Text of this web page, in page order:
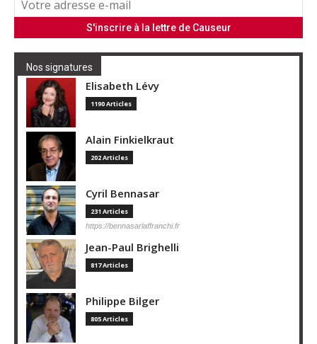
Nos signatures
Elisabeth Lévy
1190 Articles
Alain Finkielkraut
202 Articles
Cyril Bennasar
231 Articles
https://bennasarlaffranchi.fr
Jean-Paul Brighelli
817 Articles
Philippe Bilger
805 Articles